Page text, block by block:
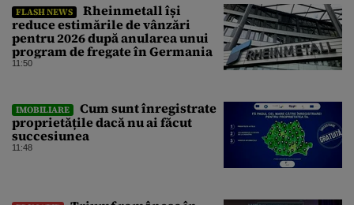
FLASH NEWS
Rheinmetall își
reduce estimările de vânzări
pentru 2026 după anularea unui
program de fregate în Germania
11:50
IMOBILIARE
Cum sunt înregistrate
proprietățile dacă nu ai făcut
succesiunea
11:48